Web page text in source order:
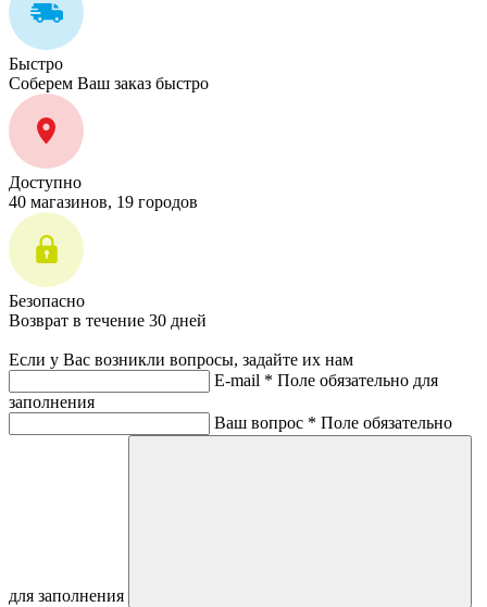
Быстро
Соберем Ваш заказ быстро
Доступно
40 магазинов, 19 городов
Безопасно
Возврат в течение 30 дней
Если у Вас возникли вопросы, задайте их нам
E-mail * Поле обязательно для
заполнения
Ваш вопрос * Поле обязательно
для заполнения